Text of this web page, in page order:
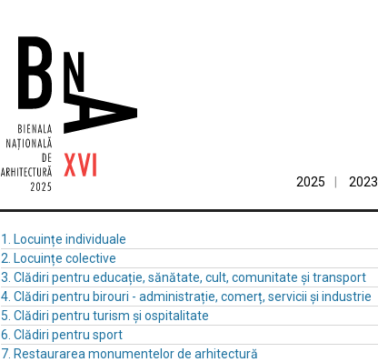
2025 2023
1. Locuințe individuale
2. Locuințe colective
3. Clădiri pentru educație, sănătate, cult, comunitate și transport
4. Clădiri pentru birouri - administrație, comerț, servicii și industrie
5. Clădiri pentru turism și ospitalitate
6. Clădiri pentru sport
7. Restaurarea monumentelor de arhitectură